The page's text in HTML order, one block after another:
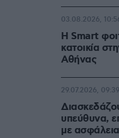
Η Smart
κατοικία
Αθήνας
03.08.2026,
υπεύθυνα,
με ασφάλεια
29.07.2026, 09:39